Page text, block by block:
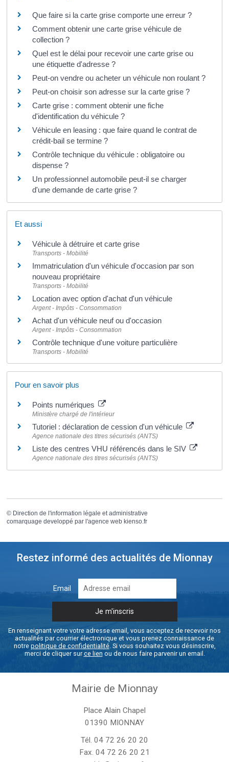
Que faire si la carte grise comporte une erreur ?
Comment obtenir une carte grise véhicule de
collection ?
Quel est le délai pour recevoir une carte grise ou
une étiquette d'adresse ?
Peut-on vendre ou acheter un véhicule non roulant ?
Peut-on choisir son adresse sur la carte grise ?
Carte grise : comment obtenir une fiche
d'identification du véhicule ?
Véhicule en leasing : que faire quand le contrat de
crédit-bail se termine ?
Contrôle technique du véhicule : obligatoire ou
dispense ?
Un professionnel automobile peut-il se charger
d'une demande de carte grise ?
Et aussi
Véhicule à détruire et carte grise
Transports - Mobilité
Immatriculation d'un véhicule d'occasion par son
nouveau propriétaire
Transports - Mobilité
Location avec option d'achat d'un véhicule
Argent - Impôts - Consommation
Achat d'un véhicule neuf ou d'occasion
Argent - Impôts - Consommation
Contrôle technique d'une voiture particulière
Transports - Mobilité
Pour en savoir plus
Points numériques
Ministère chargé de l'intérieur
Tutoriel : déclaration de cession d'un véhicule
Agence nationale des titres sécurisés (ANTS)
Liste des centres VHU référencés dans le SIV
Agence nationale des titres sécurisés (ANTS)
© Direction de l'information légale et administrative
comarquage developpé par l'agence web kienso.fr
Restez informé des actualités de Mionnay
Email
En renseignant votre votre adresse email, vous acceptez de recevoir nos
actualités par courrier électronique et vous prenez connaissance de
notre politique de confidentialité. Si vous souhaitez vous désinscrire,
merci de cliquer surce lien ou de nous faire parvenir un email.
Mairie de Mionnay
Place Alain Chapel
01390 MIONNAY
Tél. 04 72 26 20 20
Fax. 04 72 26 20 21